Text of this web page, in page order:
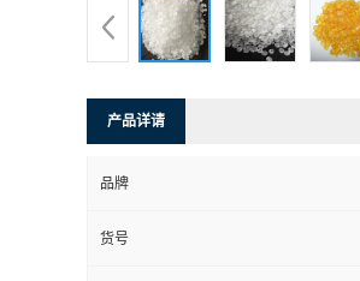
产品详请
品牌
货号